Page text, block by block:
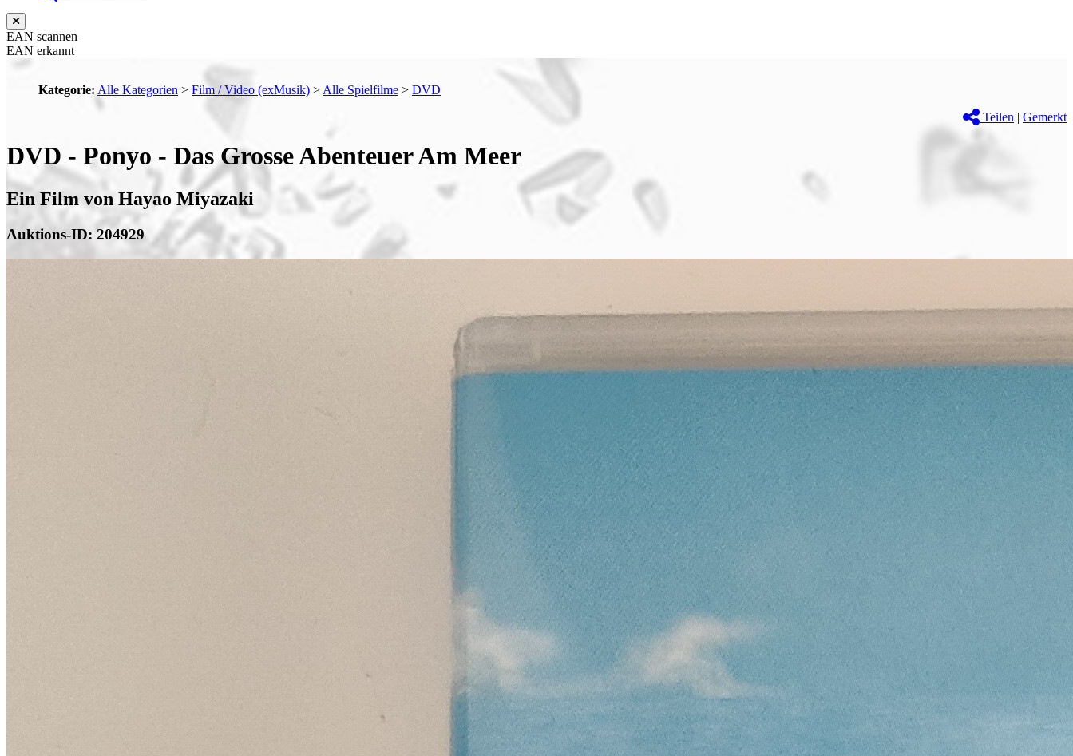
EAN scannen
EAN erkannt
Kategorie: Alle Kategorien > Film / Video (exMusik) > Alle Spielfilme > DVD
Teilen | Gemerkt
DVD - Ponyo - Das Grosse Abenteuer Am Meer
Ein Film von Hayao Miyazaki
Auktions-ID: 204929